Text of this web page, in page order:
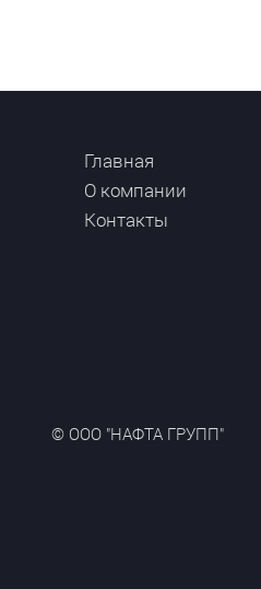
Главная
О компании
Контакты
© ООО "НАФТА ГРУПП"